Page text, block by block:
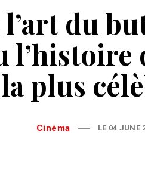
du
l’histoire
plus
Cinéma LE 04 JUNE